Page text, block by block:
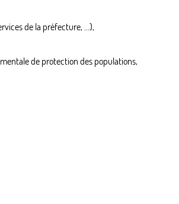
de la préfecture, ...),
de protection des populations,